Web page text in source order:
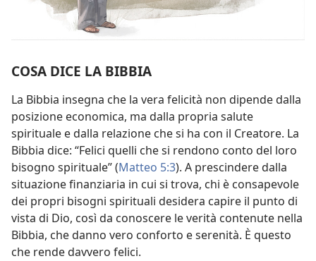
COSA DICE LA BIBBIA
La Bibbia insegna che la vera felicità non dipende dalla
posizione economica, ma dalla propria salute
spirituale e dalla relazione che si ha con il Creatore. La
Bibbia dice: “Felici quelli che si rendono conto del loro
bisogno spirituale” (Matteo 5:3). A prescindere dalla
situazione finanziaria in cui si trova, chi è consapevole
dei propri bisogni spirituali desidera capire il punto di
vista di Dio, così da conoscere le verità contenute nella
Bibbia, che danno vero conforto e serenità. È questo
che rende davvero felici.